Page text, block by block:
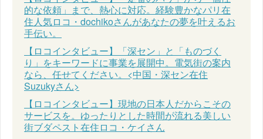
的な依頼」まで、熱心に対応。経験豊かなパリ在
住人気ロコ・dochikoさんがあなたの夢を叶えるお
手伝い。
【ロコインタビュー】「深セン」と「ものづく
り」をキーワードに事業を展開中。電気街の案内
なら、任せてください。<中国・深セン在住
Suzukyさん>
【ロコインタビュー】現地の日本人だからこその
サービスを。ゆったりとした時間が流れる美しい
街ブダペスト在住ロコ・ケイさん